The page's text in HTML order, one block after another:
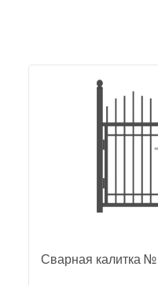
Сварная калитка